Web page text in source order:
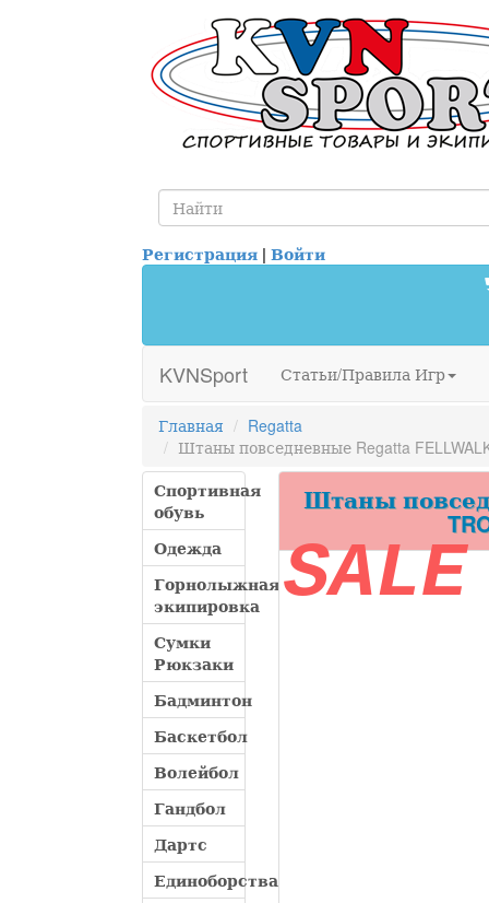
Регистрация | Войти
KVNSport Статьи/Правила Игр
Главная
Regatta
Штаны повседневные Regatta
Спортивная
обувь
Одежда
Горнолыжная
экипировка
Сумки
Рюкзаки
Бадминтон
Баскетбол
Волейбол
Гандбол
Дартс
Единоборства
Штаны
SALE